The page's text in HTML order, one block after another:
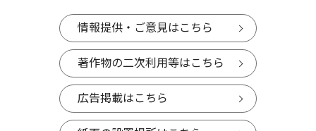
情報提供・ご意見はこちら
著作物の二次利用等はこちら
広告掲載はこちら